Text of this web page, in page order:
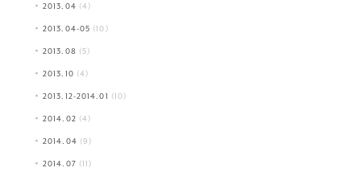
2013.04 (4)
2013.04-05 (10)
2013.08 (5)
2013.10 (4)
2013.12-2014.01 (10)
2014.02 (4)
2014.04 (9)
2014.07 (11)